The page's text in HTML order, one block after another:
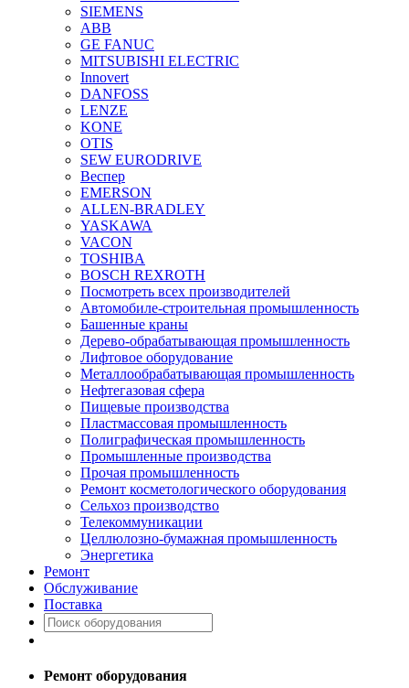
SIEMENS
ABB
GE FANUC
MITSUBISHI ELECTRIC
Innovert
DANFOSS
LENZE
KONE
OTIS
SEW EURODRIVE
Веспер
EMERSON
ALLEN-BRADLEY
YASKAWA
VACON
TOSHIBA
BOSCH REXROTH
Посмотреть всех производителей
Автомобиле-строительная промышленность
Башенные краны
Дерево-обрабатывающая промышленность
Лифтовое оборудование
Металлообрабатывающая промышленность
Нефтегазовая сфера
Пищевые производства
Пластмассовая промышленность
Полиграфическая промышленность
Промышленные производства
Прочая промышленность
Ремонт косметологического оборудования
Сельхоз производство
Телекоммуникации
Целлюлозно-бумажная промышленность
Энергетика
Ремонт
Обслуживание
Поставка
Ремонт оборудования